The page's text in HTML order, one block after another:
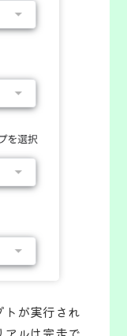
が実行され